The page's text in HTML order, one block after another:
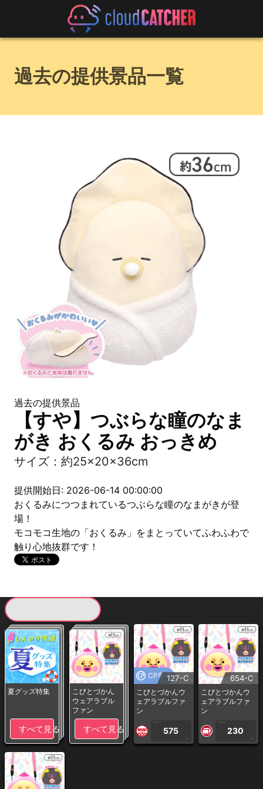
過去の提供景品一覧
過去の提供景品
【すや】つぶらな瞳のなま
がき おくるみ おっきめ
サイズ：約25×20×36cm
提供開始日: 2026-06-14 00:00:00
おくるみにつつまれているつぶらな瞳のなまがきが登
場！
モコモコ生地の「おくるみ」をまとっていてふわふわで
触り心地抜群です！
夏グッズ特集
すべて見る
こびとづかん
ウェアラブル
ファン
すべて見る
CP専用127-C
こびとづかんウ
ェアラブルファ
ン
1PLAY
575
CP
654-C
こびとづかんウ
ェアラブルファ
ン
1PLAY
230
CP